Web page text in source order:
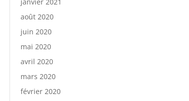
août 2020
juin 2020
mai 2020
avril 2020
mars 2020
février 2020